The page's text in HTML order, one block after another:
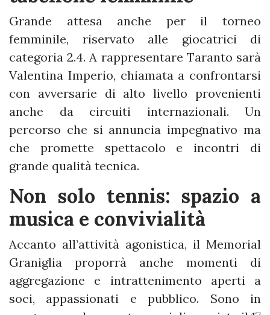
Grande attesa anche per il torneo
femminile, riservato alle giocatrici di
categoria 2.4. A rappresentare Taranto sarà
Valentina Imperio, chiamata a confrontarsi
con avversarie di alto livello provenienti
anche da circuiti internazionali. Un
percorso che si annuncia impegnativo ma
che promette spettacolo e incontri di
grande qualità tecnica.
Non solo tennis: spazio a
musica e convivialità
Accanto all’attività agonistica, il Memorial
Graniglia proporrà anche momenti di
aggregazione e intrattenimento aperti a
soci, appassionati e pubblico. Sono in